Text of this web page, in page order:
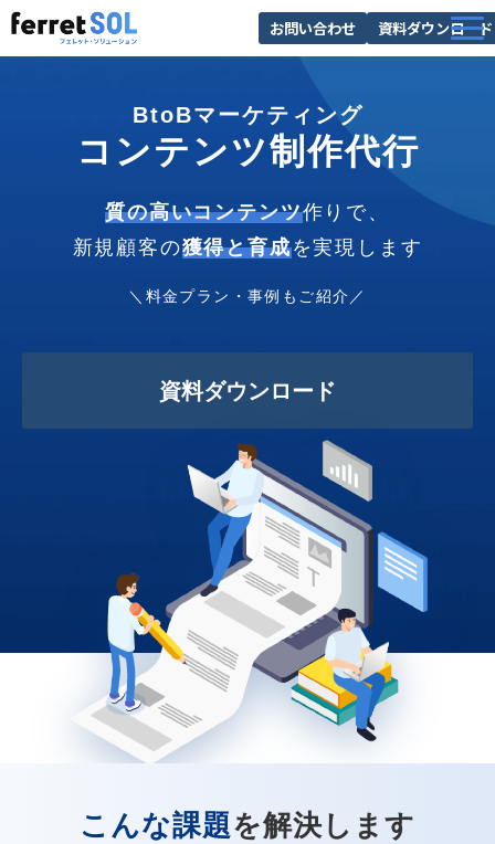
お問い合わせ 資料ダウンロード
サービス一覧
選ばれる理由
導入事例
お役立ち情報
BtoBマーケティング
コンテンツ制作代行
質の高いコンテンツ作りで、
新規顧客の獲得と育成を実現します
＼料金プラン・事例もご紹介／
資料ダウンロード
こんな課題を解決します